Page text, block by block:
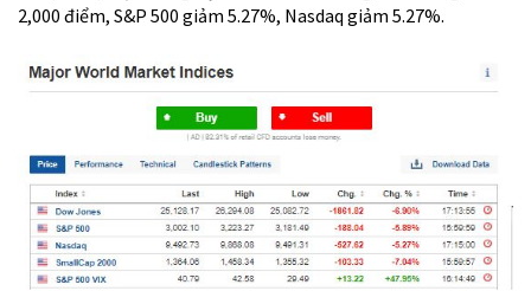
2,000 điểm, S&P 500 giảm 5.27%, Nasdaq giảm 5.27%.